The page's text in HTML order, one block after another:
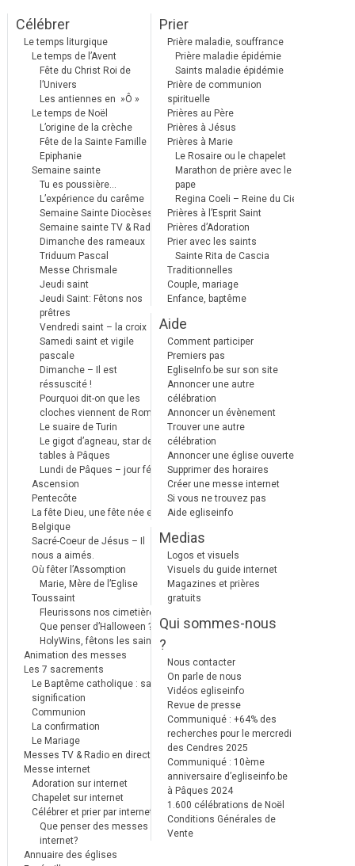
Célébrer
Le temps liturgique
Le temps de l’Avent
Fête du Christ Roi de
l’Univers
Les antiennes en »Ô »
Le temps de Noël
L’origine de la crèche
Fête de la Sainte Famille
Epiphanie
Semaine sainte
Tu es poussière…
L’expérience du carême
Semaine Sainte Diocèses
Semaine sainte TV & Radio
Dimanche des rameaux
Triduum Pascal
Messe Chrismale
Jeudi saint
Jeudi Saint: Fêtons nos
prêtres
Vendredi saint – la croix
Samedi saint et vigile
pascale
Dimanche – Il est
réssuscité !
Pourquoi dit-on que les
cloches viennent de Rome ?
Le suaire de Turin
Le gigot d’agneau, star des
tables à Pâques
Lundi de Pâques – jour férié
Ascension
Pentecôte
La fête Dieu, une fête née en
Belgique
Sacré-Coeur de Jésus – Il
nous a aimés.
Où fêter l’Assomption
Marie, Mère de l’Eglise
Toussaint
Fleurissons nos cimetières
Que penser d’Halloween ?
HolyWins, fêtons les saints !
Animation des messes
Les 7 sacrements
Le Baptême catholique : sa
signification
Communion
La confirmation
Le Mariage
Messes TV & Radio en direct
Messe internet
Adoration sur internet
Chapelet sur internet
Célébrer et prier par internet
Que penser des messes
internet?
Annuaire des églises
Prier
Prière maladie, souffrance
Prière maladie épidémie
Saints maladie épidémie
Prière de communion
spirituelle
Prières au Père
Prières à Jésus
Prières à Marie
Le Rosaire ou le chapelet
Marathon de prière avec le
pape
Regina Coeli – Reine du Ciel
Prières à l’Esprit Saint
Prières d’Adoration
Prier avec les saints
Sainte Rita de Cascia
Traditionnelles
Couple, mariage
Enfance, baptême
Aide
Comment participer
Premiers pas
EgliseInfo.be sur son site
Annoncer une autre
célébration
Annoncer un évènement
Trouver une autre
célébration
Annoncer une église ouverte
Supprimer des horaires
Créer une messe internet
Si vous ne trouvez pas
Aide egliseinfo
Medias
Logos et visuels
Visuels du guide internet
Magazines et prières
gratuits
Qui sommes-nous
?
Nous contacter
On parle de nous
Vidéos egliseinfo
Revue de presse
Communiqué : +64% des
recherches pour le mercredi
des Cendres 2025
Communiqué : 10ème
anniversaire d’egliseinfo.be
à Pâques 2024
1.600 célébrations de Noël
Conditions Générales de
Vente